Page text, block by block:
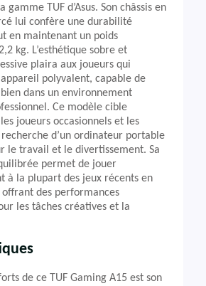
gamme TUF d’Asus. Son châssis en
lui confère une durabilité
en maintenant un poids
kg. L’esthétique sobre et
plaira aux joueurs qui
polyvalent, capable de
dans un environnement
Ce modèle cible
joueurs occasionnels et les
d’un ordinateur portable
le travail et le divertissement. Sa
permet de jouer
à la plupart des jeux récents en
offrant des performances
les tâches créatives et la
de ce TUF Gaming A15 est son